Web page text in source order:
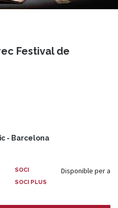
Festival de
- Barcelona
Disponible per a
SOCI
SOCI PLUS